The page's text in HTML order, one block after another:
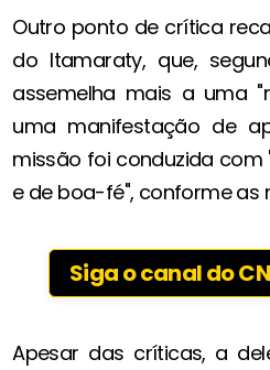
Outro ponto de crítica
do Itamaraty, que,
assemelha mais a uma
uma manifestação de
missão foi conduzida
e de boa-fé", conforme as
Siga o canal do
Apesar das críticas, a